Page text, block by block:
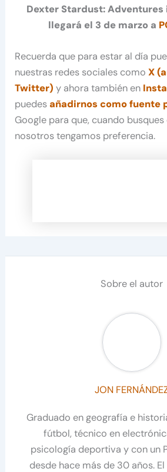
Dexter Stardust: Adventures
llegará el 3 de marzo a
Recuerda que para estar al día
nuestras redes sociales comoX
Twitter) y ahora también en
puedesañadirnos como fuente
Google para que, cuando
nosotros tengamos preferencia.
Sobre el autor
JON
Graduado en geografía e
fútbol, técnico en
psicología deportiva y con un
desde hace más de 30 años.